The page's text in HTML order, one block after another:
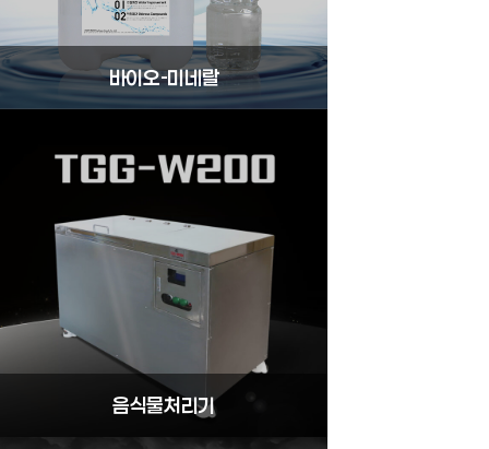
바이오-미네랄
음식물처리기